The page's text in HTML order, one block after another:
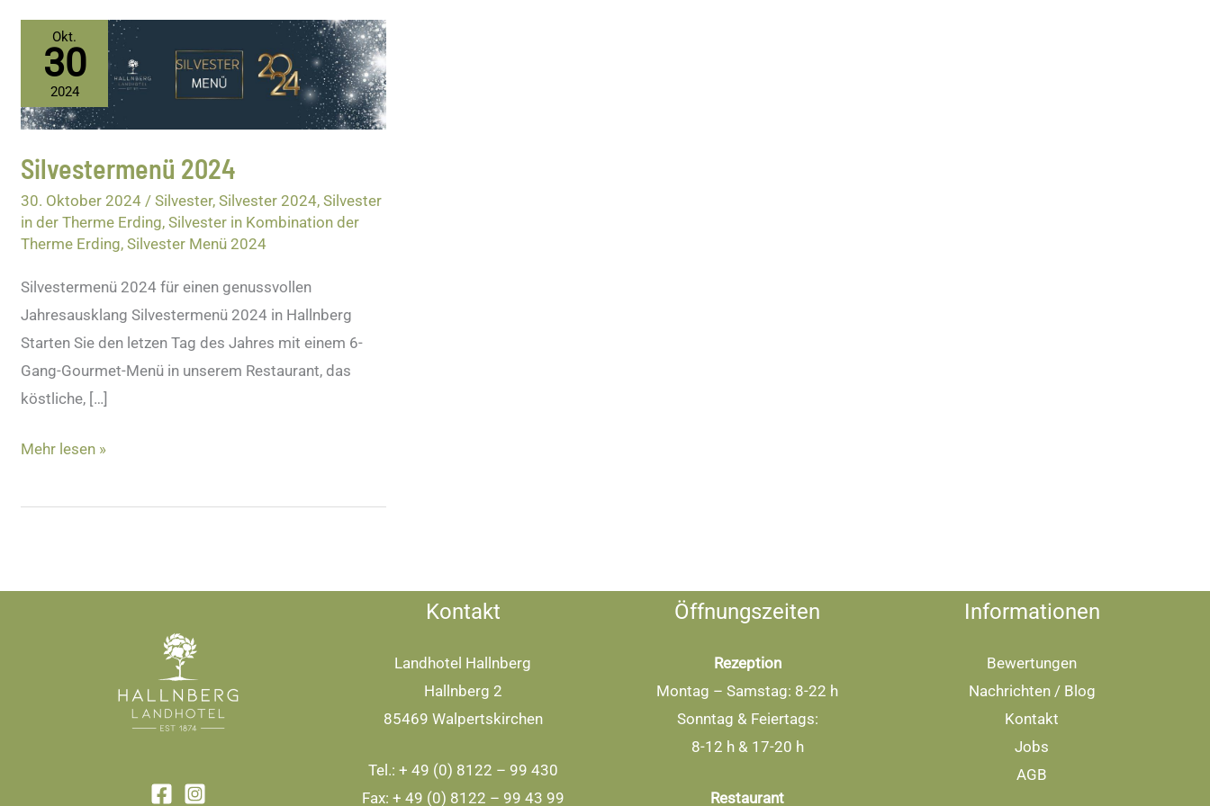
Okt.
30
2024
Silvestermenü 2024
30. Oktober 2024 / Silvester, Silvester 2024, Silvester
in der Therme Erding, Silvester in Kombination der
Therme Erding, Silvester Menü 2024
Silvestermenü 2024 für einen genussvollen
Jahresausklang Silvestermenü 2024 in Hallnberg
Starten Sie den letzen Tag des Jahres mit einem 6-
Gang-Gourmet-Menü in unserem Restaurant, das
köstliche, […]
Silvestermenü
2024
Mehr lesen »
Kontakt
Landhotel Hallnberg
Hallnberg 2
85469 Walpertskirchen
Tel.: + 49 (0) 8122 – 99 430
Fax: + 49 (0) 8122 – 99 43 99
Öffnungszeiten
Rezeption
Montag – Samstag: 8-22 h
Sonntag & Feiertags:
8-12 h & 17-20 h
Restaurant
Informationen
Bewertungen
Nachrichten / Blog
Kontakt
Jobs
AGB